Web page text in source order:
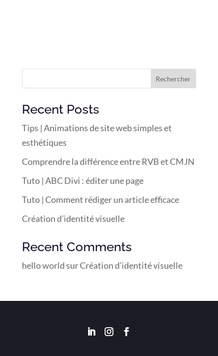
Rechercher
Recent Posts
Tips | Animations de site web simples et
esthétiques
Comprendre la différence entre RVB et CMJN
Tuto | ABC Divi : éditer une page
Tuto | Comment rédiger un article efficace
Création d’identité visuelle
Recent Comments
hello worldsurCréation d’identité visuelle